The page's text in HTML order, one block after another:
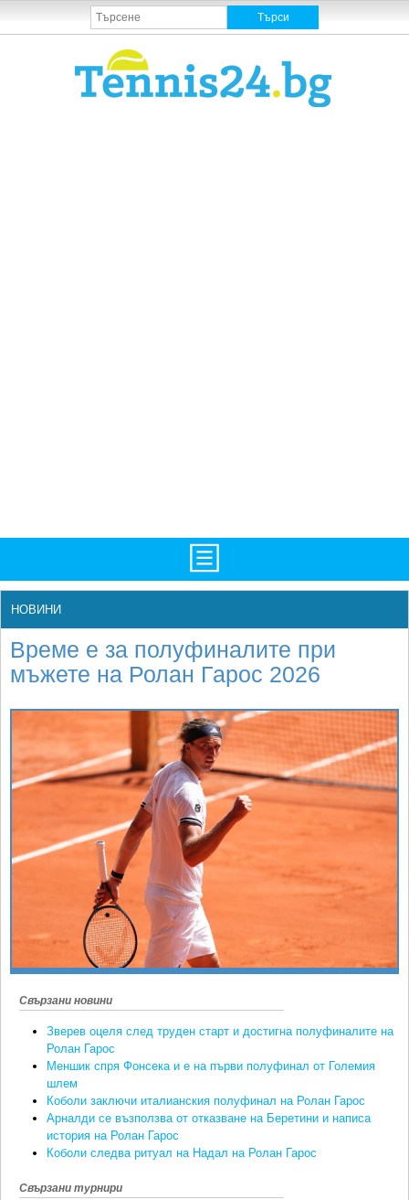
НОВИНИ
БГ
LIVE SCORES
ТУРНИРИ
КЛУБОВЕ
Фотогалерии
Рекорди/Статистика
Любопитно
Истории
Спорт&Фитнес
НОВИНИ
Време е за полуфиналите при
мъжете на Ролан Гарос 2026
Свързани новини
Зверев оцеля след труден старт и достигна полуфиналите на
Ролан Гарос
Меншик спря Фонсека и е на първи полуфинал от Големия
шлем
Коболи заключи италианския полуфинал на Ролан Гарос
Арналди се възползва от отказване на Беретини и написа
история на Ролан Гарос
Коболи следва ритуал на Надал на Ролан Гарос
Свързани турнири